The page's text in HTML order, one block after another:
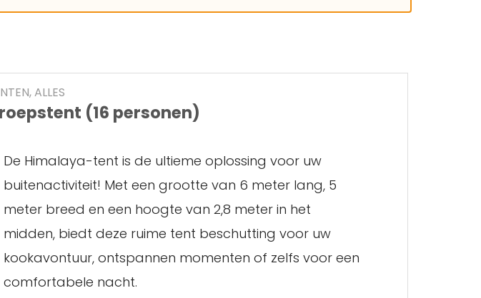
ALLES
(16 personen)
De Himalaya-tent is de ultieme oplossing voor uw
buitenactiviteit! Met een grootte van 6 meter lang, 5
meter breed en een hoogte van 2,8 meter in het
midden, biedt deze ruime tent beschutting voor uw
kookavontuur, ontspannen momenten of zelfs voor een
comfortabele nacht.